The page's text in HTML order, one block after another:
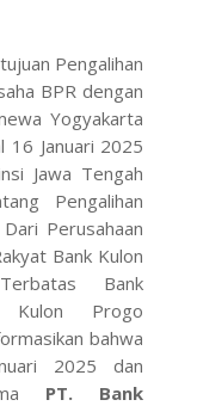
Pengalihan
BPR dengan
Yogyakarta
16 Januari 2025
Jawa Tengah
Pengalihan
Perusahaan
Bank Kulon
Bank
Kulon Progo
bahwa
2025 dan
PT. Bank